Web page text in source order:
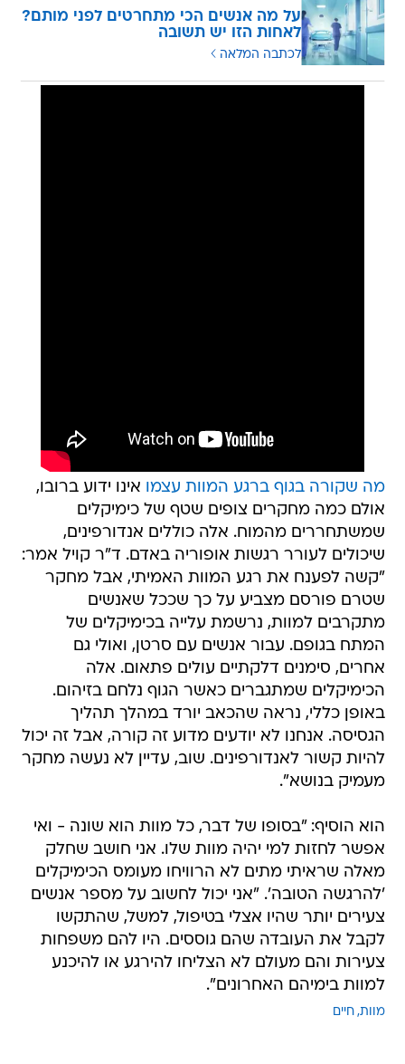
על מה אנשים הכי מתחרטים לפני מותם?
לאחות הזו יש תשובה
לכתבה המלאה
מה שקורה בגוף ברגע המוות עצמו אינו ידוע ברובו,
אולם כמה מחקרים צופים שטף של כימיקלים
שמשתחררים מהמוח. אלה כוללים אנדורפינים,
שיכולים לעורר רגשות אופוריה באדם. ד"ר קויל אמר:
"קשה לפענח את רגע המוות האמיתי, אבל מחקר
שטרם פורסם מצביע על כך שככל שאנשים
מתקרבים למוות, נרשמת עלייה בכימיקלים של
המתח בגופם. עבור אנשים עם סרטן, ואולי גם
אחרים, סימנים דלקתיים עולים פתאום. אלה
הכימיקלים שמתגברים כאשר הגוף נלחם בזיהום.
באופן כללי, נראה שהכאב יורד במהלך תהליך
הגסיסה. אנחנו לא יודעים מדוע זה קורה, אבל זה יכול
להיות קשור לאנדורפינים. שוב, עדיין לא נעשה מחקר
מעמיק בנושא".
הוא הוסיף: "בסופו של דבר, כל מוות הוא שונה - ואי
אפשר לחזות למי יהיה מוות שלו. אני חושב שחלק
מאלה שראיתי מתים לא הרוויחו מעומס הכימיקלים
'להרגשה הטובה'. "אני יכול לחשוב על מספר אנשים
צעירים יותר שהיו אצלי בטיפול, למשל, שהתקשו
לקבל את העובדה שהם גוססים. היו להם משפחות
צעירות והם מעולם לא הצליחו להירגע או להיכנע
למוות בימיהם האחרונים".
מוות חיים